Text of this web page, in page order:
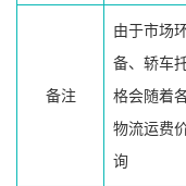
备注
由于市场
备、轿车
格会随着
物流运费
询